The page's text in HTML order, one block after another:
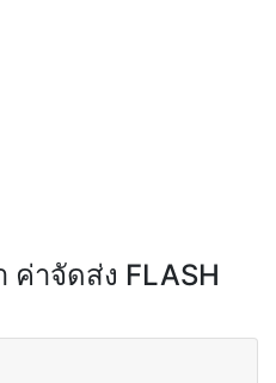
ค่าจัดส่ง FLASH